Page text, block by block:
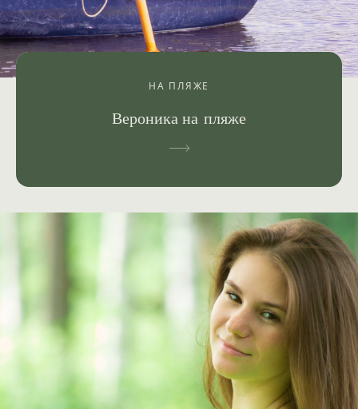
НА ПЛЯЖЕ
Вероника на пляже